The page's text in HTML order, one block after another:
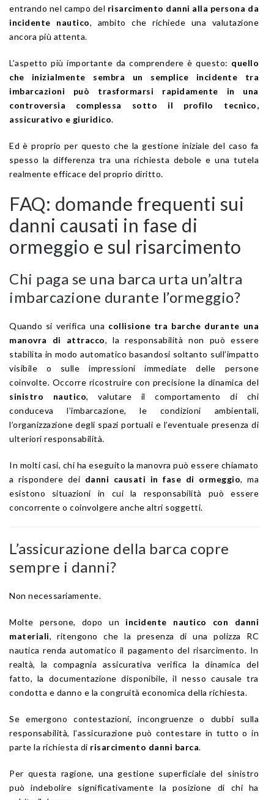
entrando nel campo del risarcimento danni alla persona da
incidente nautico, ambito che richiede una valutazione
ancora più attenta.
L’aspetto più importante da comprendere è questo: quello
che inizialmente sembra un semplice incidente tra
imbarcazioni può trasformarsi rapidamente in una
controversia complessa sotto il profilo tecnico,
assicurativo e giuridico.
Ed è proprio per questo che la gestione iniziale del caso fa
spesso la differenza tra una richiesta debole e una tutela
realmente efficace del proprio diritto.
FAQ: domande frequenti sui
danni causati in fase di
ormeggio e sul risarcimento
Chi paga se una barca urta un’altra
imbarcazione durante l’ormeggio?
Quando si verifica una collisione tra barche durante una
manovra di attracco, la responsabilità non può essere
stabilita in modo automatico basandosi soltanto sull’impatto
visibile o sulle impressioni immediate delle persone
coinvolte. Occorre ricostruire con precisione la dinamica del
sinistro nautico, valutare il comportamento di chi
conduceva l’imbarcazione, le condizioni ambientali,
l’organizzazione degli spazi portuali e l’eventuale presenza di
ulteriori responsabilità.
In molti casi, chi ha eseguito la manovra può essere chiamato
a rispondere dei danni causati in fase di ormeggio, ma
esistono situazioni in cui la responsabilità può essere
concorrente o coinvolgere anche altri soggetti.
L’assicurazione della barca copre
sempre i danni?
Non necessariamente.
Molte persone, dopo un incidente nautico con danni
materiali, ritengono che la presenza di una polizza RC
nautica renda automatico il pagamento del risarcimento. In
realtà, la compagnia assicurativa verifica la dinamica del
fatto, la documentazione disponibile, il nesso causale tra
condotta e danno e la congruità economica della richiesta.
Se emergono contestazioni, incongruenze o dubbi sulla
responsabilità, l’assicurazione può contestare in tutto o in
parte la richiesta di risarcimento danni barca.
Per questa ragione, una gestione superficiale del sinistro
può indebolire significativamente la posizione di chi ha